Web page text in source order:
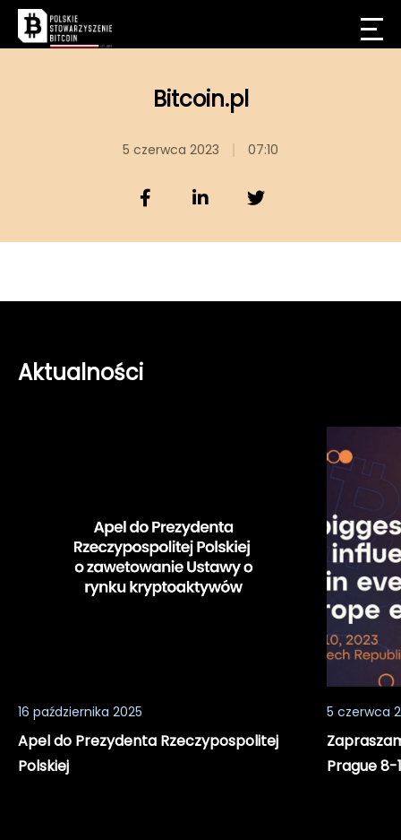
Bitcoin.pl
5 czerwca 2023 07:10
Aktualności
16 października 2025
Apel do Prezydenta Rzeczypospolitej
Polskiej
do
udziału
w
BTC
Prague
8-
11.06.2023
5 czerwca
Prague 8-